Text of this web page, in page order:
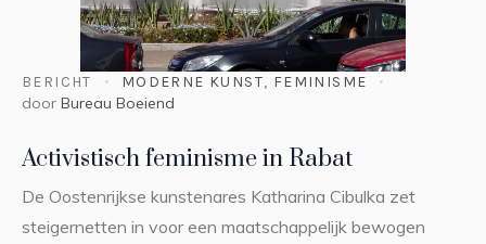
BERICHT MODERNE KUNST, FEMINISME
door Bureau Boeiend
Activistisch feminisme in Rabat
De Oostenrijkse kunstenares Katharina Cibulka zet
steigernetten in voor een maatschappelijk bewogen